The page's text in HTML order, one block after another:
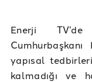
Enerji
yapısal
kalmadığı ve